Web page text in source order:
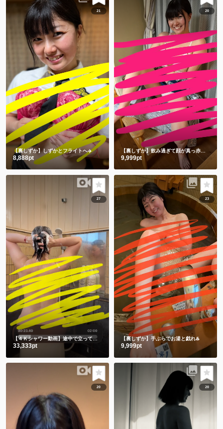
21
【裏しずか】しずかとフライトへ✈️
8,888pt
20
9,999pt
27
【４Ｋシャワー動画】途中で立ってごめんなさい🙇‍♀️撮影忘れてました🫣
33,333pt
23
【裏しずか】手ぶらでお湯と戯れ♨️
9,999pt
20 20